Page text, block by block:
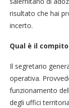
risultato che hai
incerto.
Qual è il
Il segretario
operativa.
funzionamento
degli uffici